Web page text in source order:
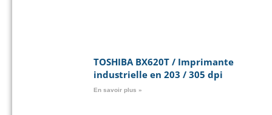
TOSHIBA BX620T / Imprimante
industrielle en 203 / 305 dpi
En savoir plus »